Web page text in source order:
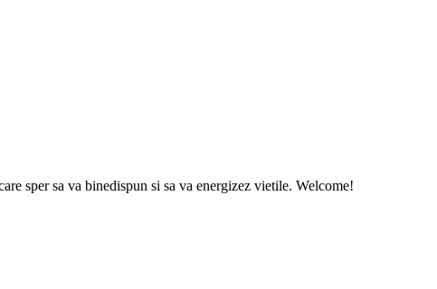
sper sa va binedispun si sa va energizez vietile. Welcome!